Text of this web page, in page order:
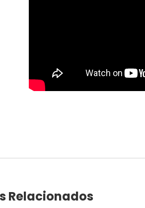
Relacionados